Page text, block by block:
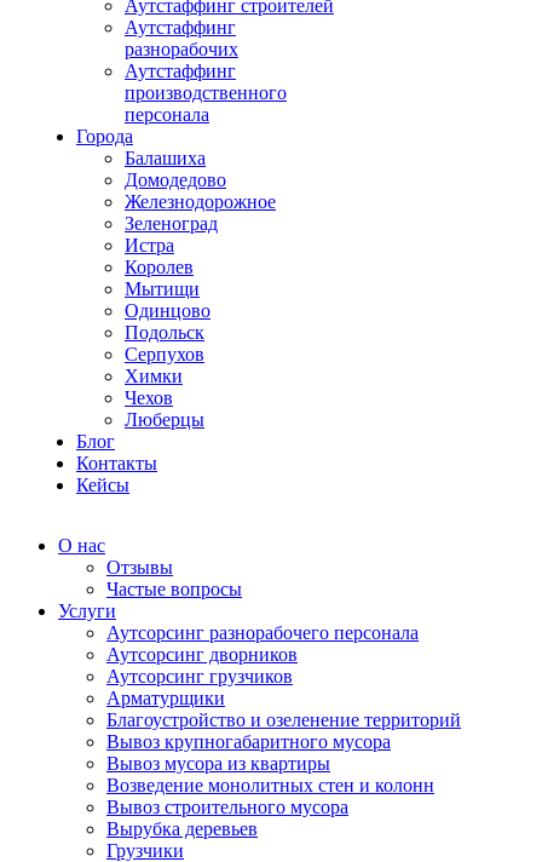
Аутстаффинг строителей
Аутстаффинг
разнорабочих
Аутстаффинг
производственного
персонала
Города
Балашиха
Домодедово
Железнодорожное
Зеленоград
Истра
Королев
Мытищи
Одинцово
Подольск
Серпухов
Химки
Чехов
Люберцы
Блог
Контакты
Кейсы
О нас
Отзывы
Частые вопросы
Услуги
Аутсорсинг разнорабочего персонала
Аутсорсинг дворников
Аутсорсинг грузчиков
Арматурщики
Благоустройство и озеленение территорий
Вывоз крупногабаритного мусора
Вывоз мусора из квартиры
Возведение монолитных стен и колонн
Вывоз строительного мусора
Вырубка деревьев
Грузчики